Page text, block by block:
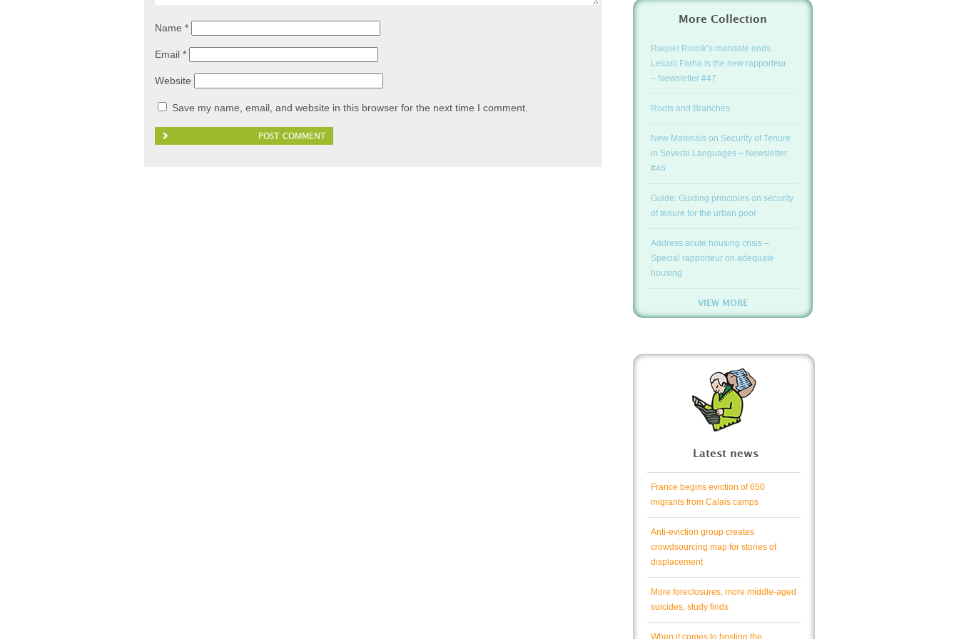
Name *
Email *
Website
Save my name, email, and website in this browser for the next time I comment.
More Collection
Raquel Rolnik’s mandate ends.
Leilani Farha is the new rapporteur.
– Newsletter #47
Roots and Branches
New Materials on Security of Tenure
in Several Languages – Newsletter
#46
Guide: Guiding principles on security
of tenure for the urban poor
Address acute housing crisis –
Special rapporteur on adequate
housing
VIEW MORE
Latest news
France begins eviction of 650
migrants from Calais camps
Anti-eviction group creates
crowdsourcing map for stories of
displacement
More foreclosures, more middle-aged
suicides, study finds
When it comes to hosting the